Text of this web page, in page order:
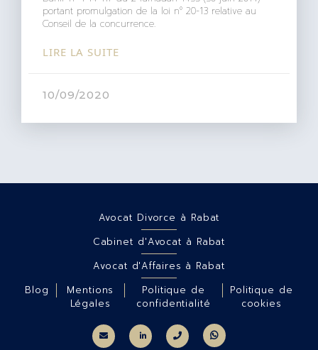
portant promulgation de la loi n° 20-13 relative au
Conseil de la concurrence.
LIRE LA SUITE
10/09/2020
Avocat Divorce à Rabat
Cabinet d'Avocat à Rabat
Avocat d'Affaires à Rabat
Blog
Mentions
Légales
Politique de
confidentialité
Politique de
cookies